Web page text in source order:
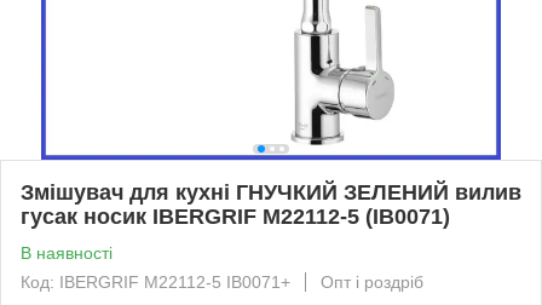
Змішувач для кухні ГНУЧКИЙ ЗЕЛЕНИЙ вилив
гусак носик IBERGRIF M22112-5 (IB0071)
В наявності
Код: IBERGRIF M22112-5 IB0071+
Опт і роздріб